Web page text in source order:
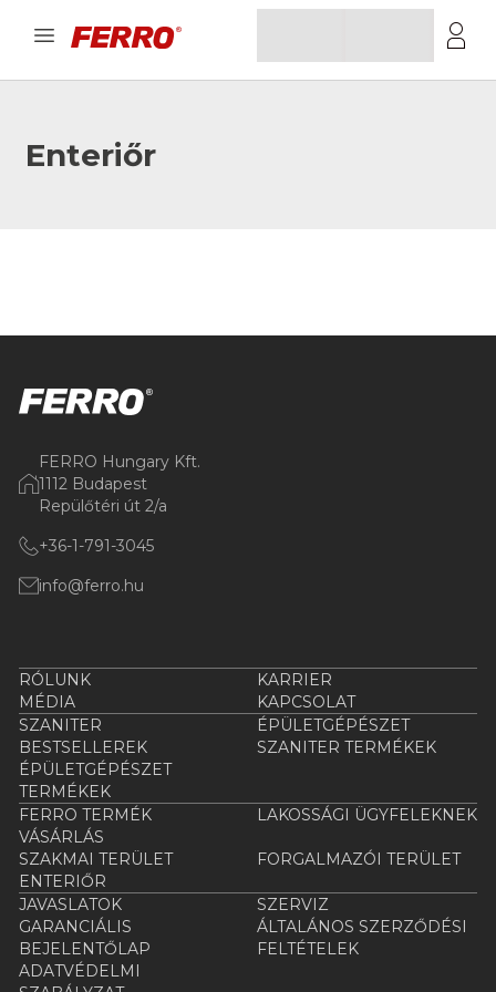
Enteriőr
FERRO Hungary Kft.
1112 Budapest
Repülőtéri út 2/a
+36-1-791-3045
info@ferro.hu
RÓLUNK
KARRIER
MÉDIA
KAPCSOLAT
SZANITER
ÉPÜLETGÉPÉSZET
BESTSELLEREK
SZANITER TERMÉKEK
ÉPÜLETGÉPÉSZET
TERMÉKEK
FERRO TERMÉK
VÁSÁRLÁS
LAKOSSÁGI ÜGYFELEKNEK
SZAKMAI TERÜLET
FORGALMAZÓI TERÜLET
ENTERIŐR
JAVASLATOK
SZERVIZ
GARANCIÁLIS
BEJELENTŐLAP
ÁLTALÁNOS SZERZŐDÉSI
FELTÉTELEK
ADATVÉDELMI